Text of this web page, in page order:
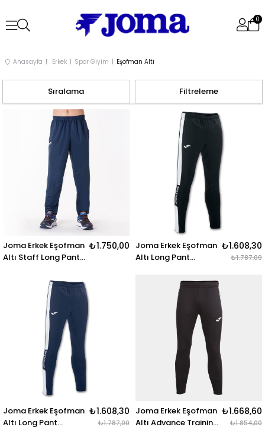
0
Anasayfa Erkek Spor Giyim Eşofman Altı
Filtreleme
Sıralama
Joma Erkek Eşofman
Altı Staff Long Pant
LONG PANT NAVY
₺1.750,00
Joma Erkek Eşofman
Altı Long Pant
100761.102 LONG
PANT CHAMPIONSHIP
IV BLACK-WHITE
₺1.608,30
₺1.787,00
Joma Erkek Eşofman
Altı Long Pant
₺1.608,30
₺1.787,00
Joma Erkek Eşofman
Altı Advance Training
₺1.668,60
₺1.854,00